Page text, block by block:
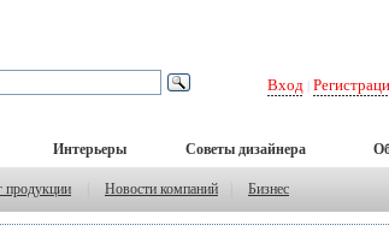
Вход
Интерьеры Советы дизайнера
продукции Новости компаний Бизнес